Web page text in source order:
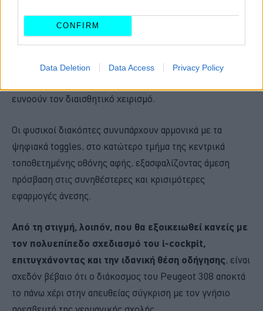
CONFIRM
Data Deletion Data Access Privacy Policy
Ακολουθώντας μια πολύ διαφορετική αρχιτεκτονική από
τον ανταγωνισμό, το Peugeot 308 καταφέρνει να βάλει
στο επίκεντρο της προσοχής του τον οδηγό,
ευνοούν τον διαισθητικό χειρισμό.
Οι φυσικοί διακόπτες συνυπάρχουν αρμονικά με τα
ψηφιακά toggles, στο κατώτερο τμήμα της κεντρικά
τοποθετημένης οθόνης αφής, εξασφαλίζοντας άμεση
πρόσβαση στις συνηθέστερες και κρισιμότερες
εφαρμογές άνεσης.
Από τη στιγμή, λοιπόν, που θα εξοικειωθεί κανείς με
τον πολυεπίπεδο σχεδιασμό του i-cockpit,
επιτυγχάνοντας και την ιδανική θέση οδήγησης, είναι
σχεδόν βέβαιο ότι ο διάκοσμος του Peugeot 308 αποκτά
το πάνω χέρι στην απευθείας σύγκριση με τον γνήσιο